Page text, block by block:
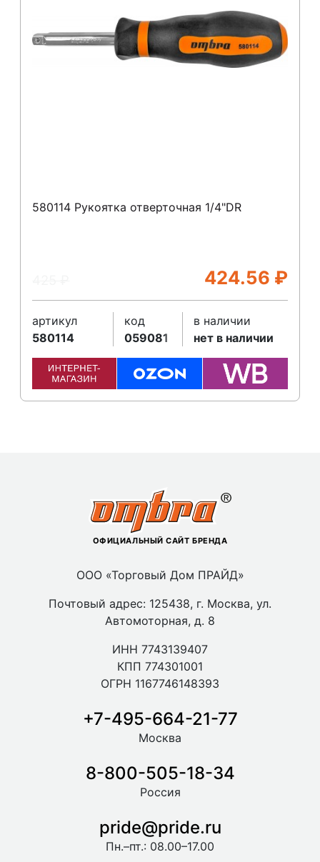
580114 Рукоятка отверточная 1/4"DR
424.56 ₽
артикул
580114
код
059081
в наличии
нет в наличии
ОФИЦИАЛЬНЫЙ САЙТ БРЕНДА
ООО «Торговый Дом ПРАЙД»
Почтовый адрес: 125438, г. Москва, ул.
Автомоторная, д. 8
ИНН 7743139407
КПП 774301001
ОГРН 1167746148393
+7-495-664-21-77
Москва
8-800-505-18-34
Россия
pride@pride.ru
Пн.–пт.: 08.00–17.00